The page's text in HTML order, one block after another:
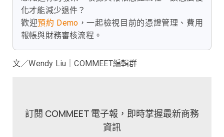
化才能減少退件？
歡迎預約 Demo ，一起檢視目前的憑證管理、費用
報帳與財務審核流程。
文／Wendy Liu｜COMMEET編輯群
訂閱 COMMEET 電子報，即時掌握最新商務
資訊